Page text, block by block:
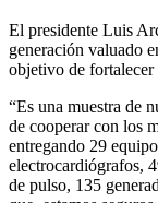
El presidente Luis
generación valuado
objetivo de fortalecer
“Es una muestra de
de cooperar con los
entregando 29
electrocardiógrafos,
de pulso, 135